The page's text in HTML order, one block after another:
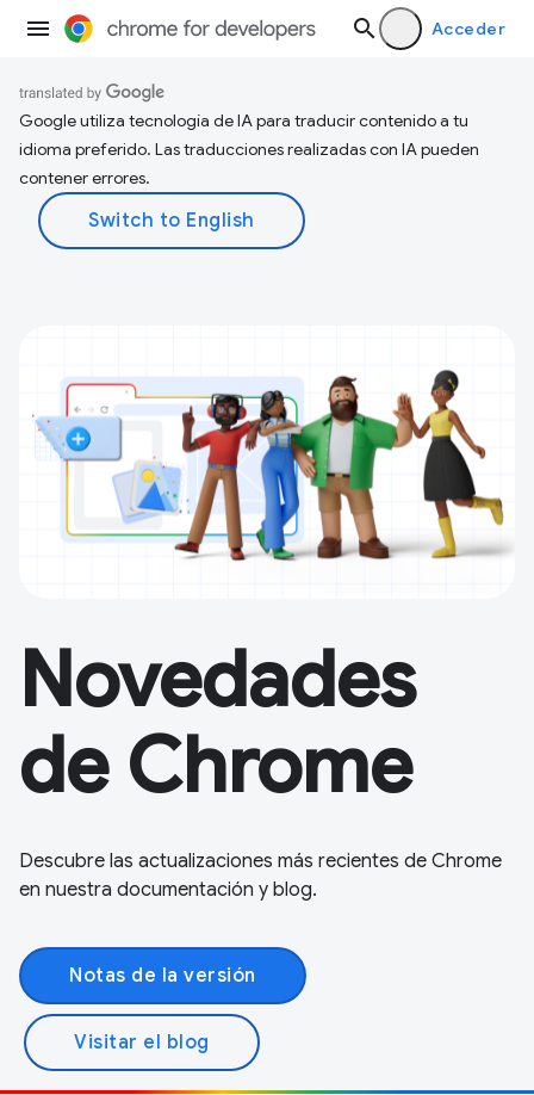
Acceder
Google utiliza tecnología de IA para traducir contenido a tu
idioma preferido. Las traducciones realizadas con IA pueden
contener errores.
Novedades
de Chrome
Descubre las actualizaciones más recientes de Chrome
en nuestra documentación y blog.
Notas de la versión
Visitar el blog